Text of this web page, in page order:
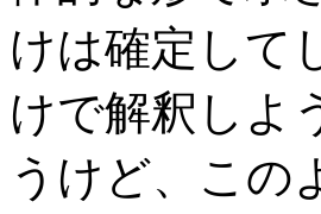
けは確定して
けで解釈しよ
うけど、この